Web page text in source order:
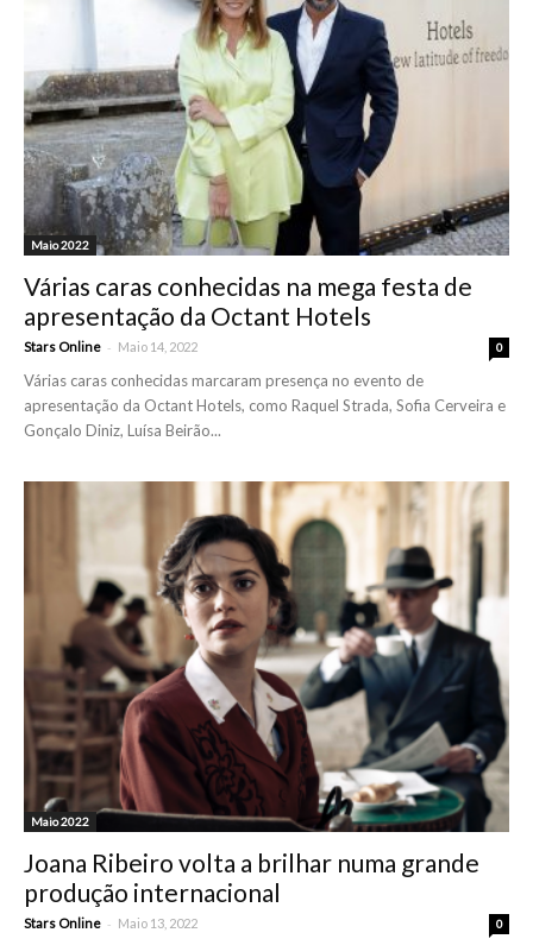
Maio 2022
Várias caras conhecidas na mega festa de
apresentação da Octant Hotels
Stars Online - Maio 14, 2022 0
Várias caras conhecidas marcaram presença no evento de
apresentação da Octant Hotels, como Raquel Strada, Sofia Cerveira e
Gonçalo Diniz, Luísa Beirão...
Maio 2022
Joana Ribeiro volta a brilhar numa grande
produção internacional
Stars Online - Maio 13, 2022 0